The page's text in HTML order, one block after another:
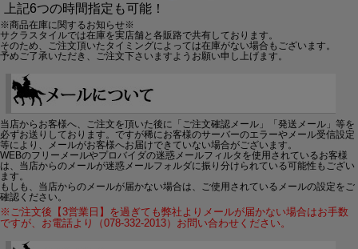
上記6つの時間指定も可能！
※商品在庫に関するお知らせ※
サクラスタイルでは在庫を実店舗と各販路で共有しております。
そのため、ご注文頂いたタイミングによっては在庫がない場合もございます。
予めご了承いただき、ご注文下さいますようお願い申し上げます。
当店からお客様へ、ご注文を頂いた後に「ご注文確認メール」「発送メール」等を
必ずお送りしております。ですが稀にお客様のサーバーのエラーやメール受信設定
等により、メールがお客様へお届けできていない場合がございます。
WEBのフリーメールやプロバイダの迷惑メールフィルタを使用されているお客様
は、当店からのメールが迷惑メールフォルダに振り分けられている可能性もござい
ます。
もしも、当店からのメールが届かない場合は、ご使用されているメールの設定をご
確認ください。
※ご注文後【3営業日】を過ぎても弊社よりメールが届かない場合はお手数
ですが、お電話より（078-332-2013）お問い合わせください。